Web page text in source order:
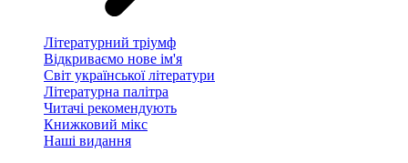
Літературний тріумф
Відкриваємо нове ім'я
Світ української літератури
Літературна палітра
Читачі рекомендують
Книжковий мікс
Наші видання